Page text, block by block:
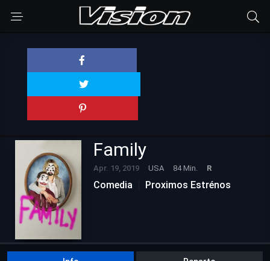
Family
Apr. 19, 2019 USA 84 Min. R
Comedia Proximos Estrénos